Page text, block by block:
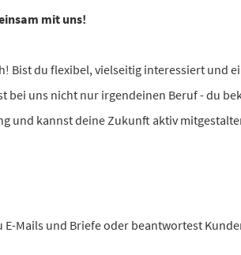
mit uns!
Bist du flexibel, vielseitig interessiert und
bei uns nicht nur irgendeinen Beruf - du
und kannst deine Zukunft aktiv
E-Mails und Briefe oder beantwortest